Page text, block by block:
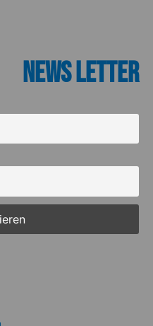
News Letter